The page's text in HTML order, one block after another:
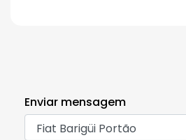
Enviar mensagem